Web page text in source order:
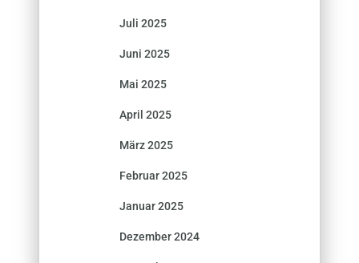
Juli 2025
Juni 2025
Mai 2025
April 2025
März 2025
Februar 2025
Januar 2025
Dezember 2024